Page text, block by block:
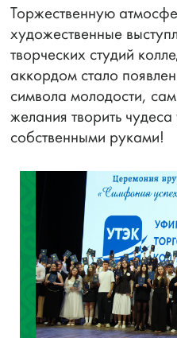
Торжественную
художественные
творческих студий
аккордом стало
символа молодости,
желания творить
собственными руками!